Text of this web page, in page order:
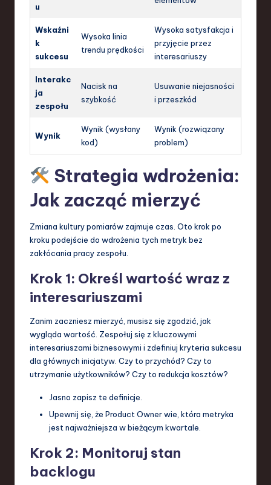
u
Wskaźni
k
sukcesu
Wysoka linia
trendu prędkości
Wysoka satysfakcja i
przyjęcie przez
interesariuszy
Interakc
ja
zespołu
Nacisk na
szybkość
Usuwanie niejasności
i przeszkód
Wynik
Wynik (wysłany
kod)
Wynik (rozwiązany
problem)
Strategia wdrożenia:
Jak zacząć mierzyć
Zmiana kultury pomiarów zajmuje czas. Oto krok po
kroku podejście do wdrożenia tych metryk bez
zakłócania pracy zespołu.
Krok 1: Określ wartość wraz z
interesariuszami
Zanim zaczniesz mierzyć, musisz się zgodzić, jak
wygląda wartość. Zespołuj się z kluczowymi
interesariuszami biznesowymi i zdefiniuj kryteria sukcesu
dla głównych inicjatyw. Czy to przychód? Czy to
utrzymanie użytkowników? Czy to redukcja kosztów?
Jasno zapisz te definicje.
Upewnij się, że Product Owner wie, która metryka
jest najważniejsza w bieżącym kwartale.
Krok 2: Monitoruj stan
backlogu